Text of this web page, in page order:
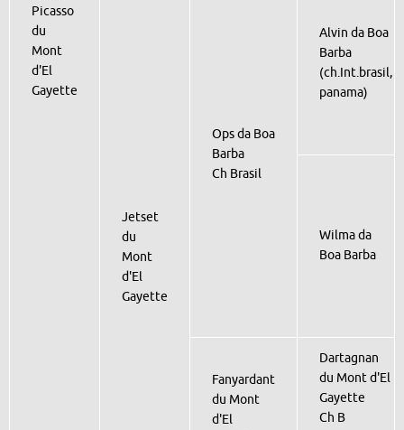
Picasso
du
Mont
d'El
Gayette
Jetset
du
Mont
d'El
Gayette
Ops da Boa
Barba
Ch Brasil
Alvin da Boa
Barba
(ch.Int.brasil,
panama)
Wilma da
Boa Barba
Fanyardant
du Mont
d'El
Dartagnan
du Mont d'El
Gayette
Ch B